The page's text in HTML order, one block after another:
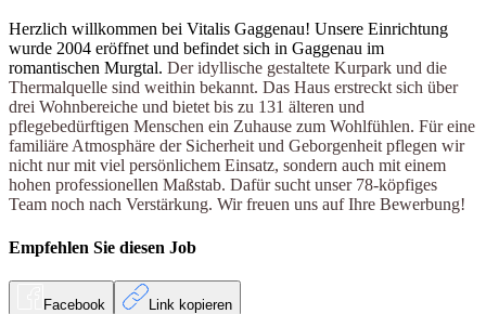
Herzlich willkommen bei Vitalis Gaggenau! Unsere Einrichtung
wurde 2004 eröffnet und befindet sich in Gaggenau im
romantischen Murgtal. Der idyllische gestaltete Kurpark und die
Thermalquelle sind weithin bekannt. Das Haus erstreckt sich über
drei Wohnbereiche und bietet bis zu 131 älteren und
pflegebedürftigen Menschen ein Zuhause zum Wohlfühlen. Für eine
familiäre Atmosphäre der Sicherheit und Geborgenheit pflegen wir
nicht nur mit viel persönlichem Einsatz, sondern auch mit einem
hohen professionellen Maßstab. Dafür sucht unser 78-köpfiges
Team noch nach Verstärkung. Wir freuen uns auf Ihre Bewerbung!
Empfehlen Sie diesen Job
Facebook Link kopieren